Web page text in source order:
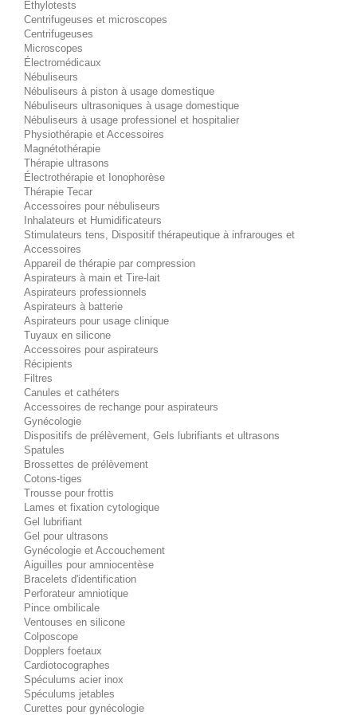
Éthylotests
Centrifugeuses et microscopes
Centrifugeuses
Microscopes
Électromédicaux
Nébuliseurs
Nébuliseurs à piston à usage domestique
Nébuliseurs ultrasoniques à usage domestique
Nébuliseurs à usage professionel et hospitalier
Physiothérapie et Accessoires
Magnétothérapie
Thérapie ultrasons
Électrothérapie et Ionophorèse
Thérapie Tecar
Accessoires pour nébuliseurs
Inhalateurs et Humidificateurs
Stimulateurs tens, Dispositif thérapeutique à infrarouges et
Accessoires
Appareil de thérapie par compression
Aspirateurs à main et Tire-lait
Aspirateurs professionnels
Aspirateurs à batterie
Aspirateurs pour usage clinique
Tuyaux en silicone
Accessoires pour aspirateurs
Récipients
Filtres
Canules et cathéters
Accessoires de rechange pour aspirateurs
Gynécologie
Dispositifs de prélèvement, Gels lubrifiants et ultrasons
Spatules
Brossettes de prélèvement
Cotons-tiges
Trousse pour frottis
Lames et fixation cytologique
Gel lubrifiant
Gel pour ultrasons
Gynécologie et Accouchement
Aiguilles pour amniocentèse
Bracelets d'identification
Perforateur amniotique
Pince ombilicale
Ventouses en silicone
Colposcope
Dopplers foetaux
Cardiotocographes
Spéculums acier inox
Spéculums jetables
Curettes pour gynécologie